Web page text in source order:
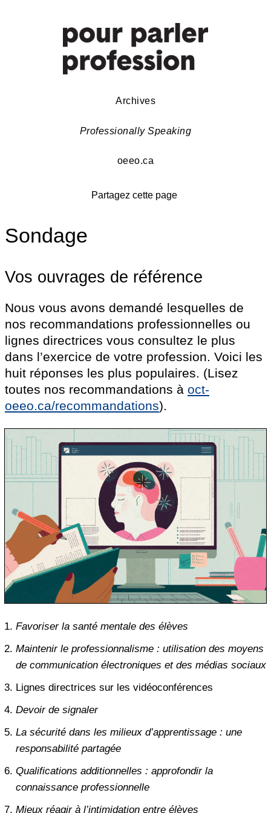
Archives
Professionally Speaking
oeeo.ca
Partagez cette page
Sondage
Vos ouvrages de référence
Nous vous avons demandé lesquelles de
nos recommandations professionnelles ou
lignes directrices vous consultez le plus
dans l’exercice de votre profession. Voici les
huit réponses les plus populaires. (Lisez
toutes nos recommandations à oct-
oeeo.ca/recommandations).
Favoriser la santé mentale des élèves
Maintenir le professionnalisme : utilisation des moyens
de communication électroniques et des médias sociaux
Lignes directrices sur les vidéoconférences
Devoir de signaler
La sécurité dans les milieux d’apprentissage : une
responsabilité partagée
Qualifications additionnelles : approfondir la
connaissance professionnelle
Mieux réagir à l’intimidation entre élèves